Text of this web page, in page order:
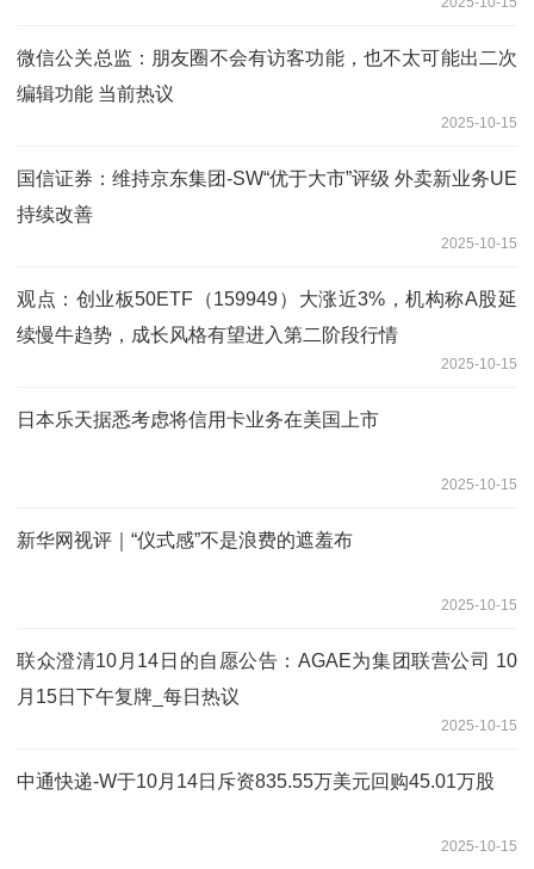
微信公关总监：朋友圈不会有访客功能，也不太可能出二次
编辑功能 当前热议
2025-10-15
国信证券：维持京东集团-SW“优于大市”评级 外卖新业务UE
持续改善
2025-10-15
观点：创业板50ETF（159949）大涨近3%，机构称A股延
续慢牛趋势，成长风格有望进入第二阶段行情
2025-10-15
日本乐天据悉考虑将信用卡业务在美国上市
2025-10-15
新华网视评｜“仪式感”不是浪费的遮羞布
2025-10-15
联众澄清10月14日的自愿公告：AGAE为集团联营公司 10
月15日下午复牌_每日热议
2025-10-15
中通快递-W于10月14日斥资835.55万美元回购45.01万股
2025-10-15